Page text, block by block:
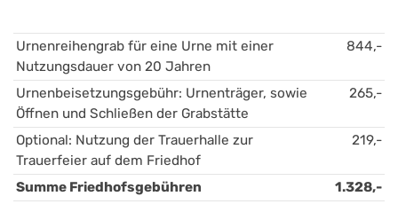
Urnenreihengrab für eine Urne mit einer
Nutzungsdauer von 20 Jahren
844,-
Urnenbeisetzungsgebühr: Urnenträger, sowie
Öffnen und Schließen der Grabstätte
265,-
Optional: Nutzung der Trauerhalle zur
Trauerfeier auf dem Friedhof
219,-
Summe Friedhofsgebühren 1.328,-